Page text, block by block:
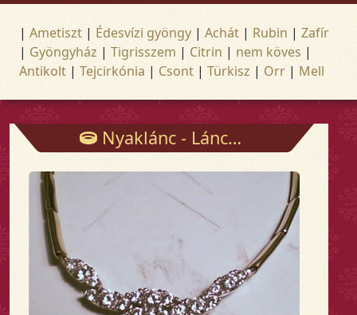
| Ametiszt | Édesvízi gyöngy | Achát | Rubin | Zafír
| Gyöngyház | Tigrisszem | Citrin | nem köves |
Antikolt | Tejcirkónia | Csont | Türkisz | Orr | Mell
Nyaklánc - Láncok - Arany és ezüst ékszerek